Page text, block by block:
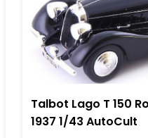
Talbot Lago T 150
1937 1/43 AutoCult